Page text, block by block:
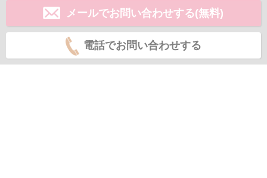
メールでお問い合わせする(無料)
電話でお問い合わせする